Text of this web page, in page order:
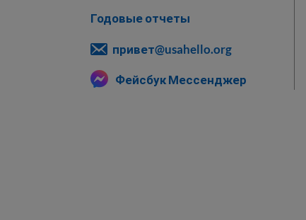
Годовые отчеты
привет@usahello.org
Фейсбук Мессенджер